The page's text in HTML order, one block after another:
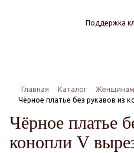
Поддержка
Главная Каталог Женщинам
Чёрное платье без рукавов из
Чёрное платье
конопли V